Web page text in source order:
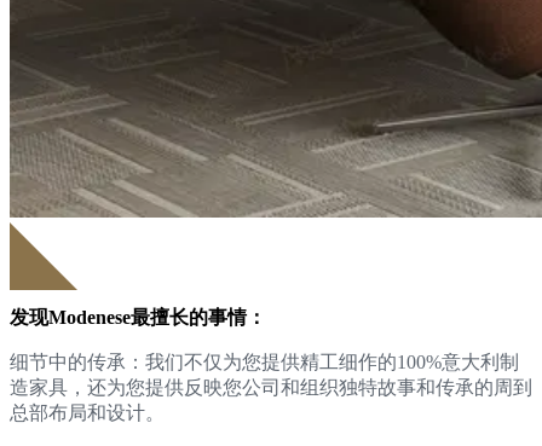
发现Modenese最擅长的事情：
细节中的传承：我们不仅为您提供精工细作的100%意大利制
造家具，还为您提供反映您公司和组织独特故事和传承的周到
总部布局和设计。